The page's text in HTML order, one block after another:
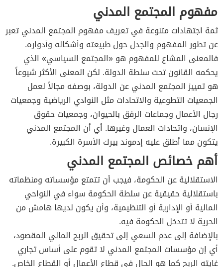
مفهوم المجتمع المدني
ثمة اجتهادات متنوعة في تعريف مفهوم المجتمع المدني تعبر
عن تطور المفهوم والجدل حول طبيعته وأشكاله وأدواره.
فالمعنى المشاع للمفهوم هو «المجتمع السياسي» الذي
يحكمه القانون تحت سلطة الدولة. لكن المعنى الأكثر شيوعاً
هو تمييز المجتمع المدني عن الدولة، بوصفه مجالاً لعمل
الجمعيات التطوعية والاتحادات مثل النوادي الرياضية وجمعيات
رجال الأعمال وجماعات الرفق بالحيوان، وجمعيات حقوق
الإنسان، واتحادات العمال وغيرها. أي أن المجتمع المدني
يتكون مما أطلق عليه إدموند بيرك الأسرة الكبيرة.
أهم خصائص المجتمع المدني
الاستقلالية عن الحكومة، فيجب أن تتمتع مؤسساته ومنظماته
باستقلالية حقيقية عن سلطة الحكومة سواء في النواحي
المالية أو الإدارية أو التنظيمية، وأن يكون لديها هامش من
الحرية لا تتدخل الحكومة فيه.
بالإضافة إلى عدم السعي إلى تحقيق الربح المالي المقصود،
أي إن مؤسسات المجتمع المدني لا تقوم على أساس تجاري
غايته الربح كما هو الحال في قطاع الأعمال أو القطاع الخاص.